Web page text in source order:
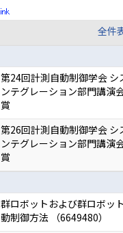
全件
第24回計測自動制御学会 シ
ンテグレーション部門講演
賞
第26回計測自動制御学会 シ
ンテグレーション部門講演
賞
群ロボットおよび群ロボッ
動制御方法 （6649480）